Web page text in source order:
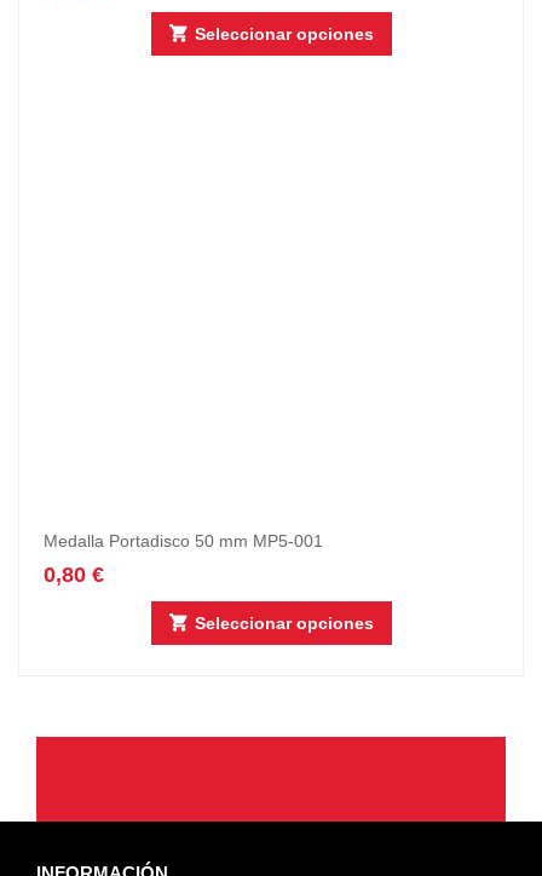
Seleccionar opciones
Medalla Portadisco 50 mm MP5-001
0,80 €
Seleccionar opciones